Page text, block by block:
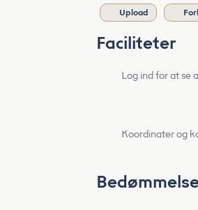
Upload
Faciliteter
Log ind for at se
Koordinater og